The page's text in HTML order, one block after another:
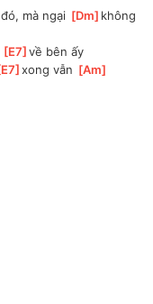
]
đó, mà ngại [Dm ]không
[E7 ]
về bên ấy
E7 ]
xong vẫn [Am